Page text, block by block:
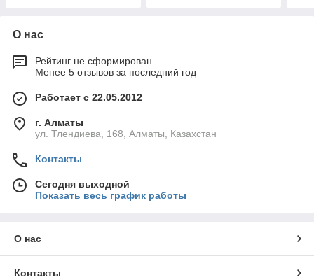
О нас
Рейтинг не сформирован
Менее 5 отзывов за последний год
Работает с 22.05.2012
г. Алматы
ул. Тлендиева, 168, Алматы, Казахстан
Контакты
Сегодня выходной
Показать весь график работы
О нас
Контакты